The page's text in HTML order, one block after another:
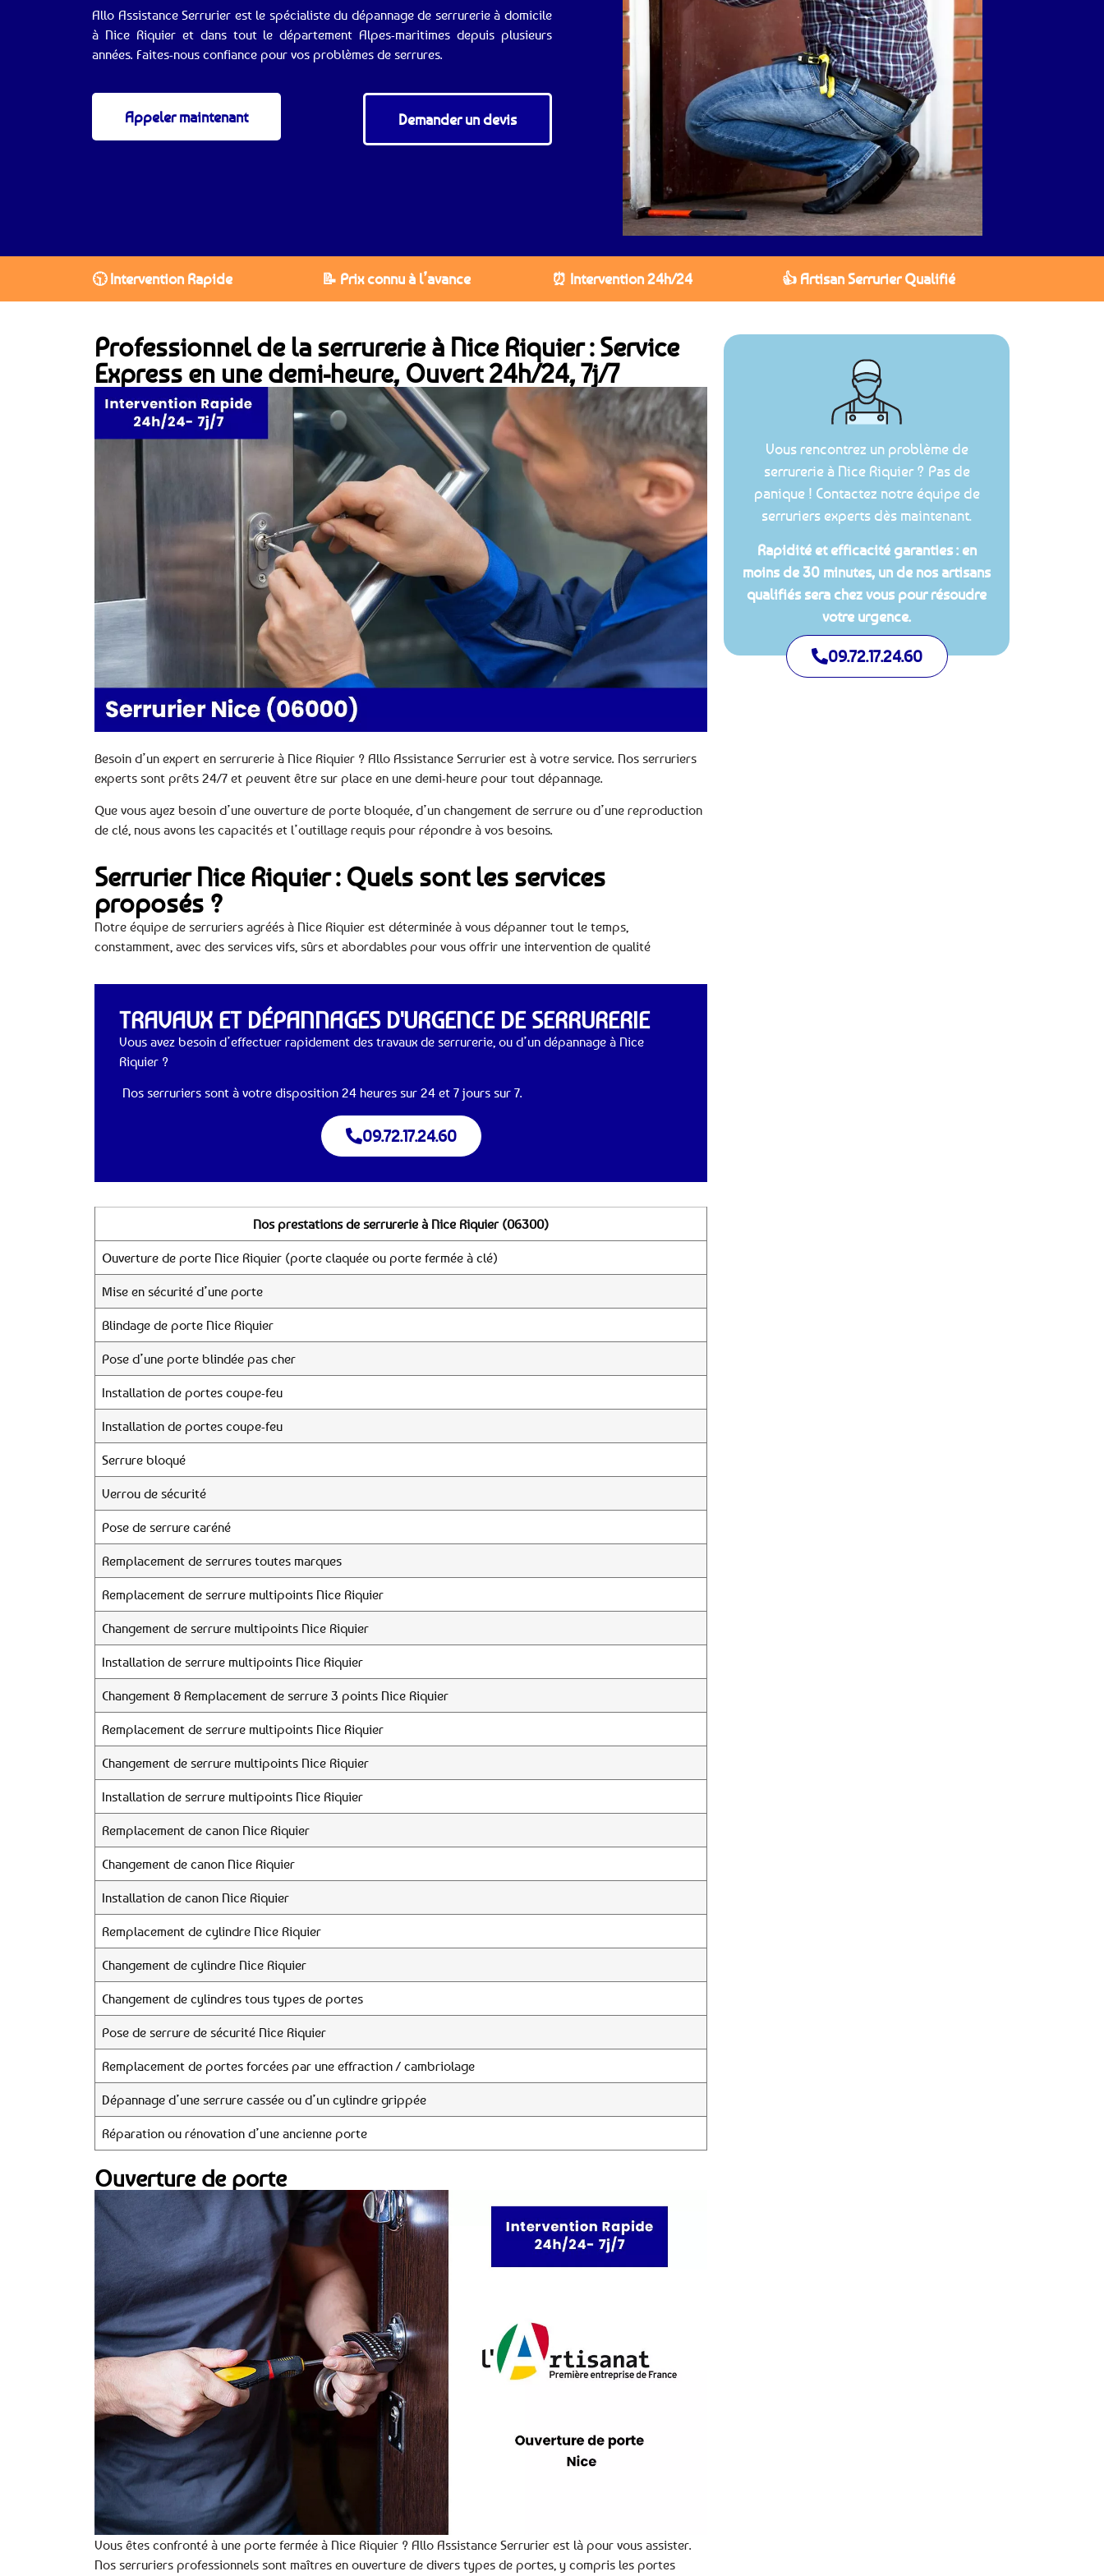
Allo Assistance Serrurier est le spécialiste du dépannage de serrurerie à domicile
à Nice Riquier et dans tout le département Alpes-maritimes depuis plusieurs
années. Faites-nous confiance pour vos problèmes de serrures.
Appeler maintenant Demander un devis
🕥 Intervention Rapide 📝 Prix connu à l’avance ⏰ Intervention 24h/24 👍 Artisan Serrurier Qualifié
Professionnel de la serrurerie à Nice Riquier : Service
Express en une demi-heure, Ouvert 24h/24, 7j/7
Besoin d’un expert en serrurerie à Nice Riquier ? Allo Assistance Serrurier est à votre service. Nos serruriers
experts sont prêts 24/7 et peuvent être sur place en une demi-heure pour tout dépannage.
Que vous ayez besoin d’une ouverture de porte bloquée, d’un changement de serrure ou d’une reproduction
de clé, nous avons les capacités et l’outillage requis pour répondre à vos besoins.
Serrurier Nice Riquier : Quels sont les services
proposés ?
Notre équipe de serruriers agréés à Nice Riquier est déterminée à vous dépanner tout le temps,
constamment, avec des services vifs, sûrs et abordables pour vous offrir une intervention de qualité
TRAVAUX ET DÉPANNAGES D'URGENCE DE SERRURERIE
Vous avez besoin d’effectuer rapidement des travaux de serrurerie, ou d’un dépannage à Nice
Riquier ?
Nos serruriers sont à votre disposition 24 heures sur 24 et 7 jours sur 7.
09.72.17.24.60
Nos prestations de serrurerie à Nice Riquier (06300)
Ouverture de porte Nice Riquier (porte claquée ou porte fermée à clé)
Mise en sécurité d’une porte
Blindage de porte Nice Riquier
Pose d’une porte blindée pas cher
Installation de portes coupe-feu
Installation de portes coupe-feu
Serrure bloqué
Verrou de sécurité
Pose de serrure caréné
Remplacement de serrures toutes marques
Remplacement de serrure multipoints Nice Riquier
Changement de serrure multipoints Nice Riquier
Installation de serrure multipoints Nice Riquier
Changement & Remplacement de serrure 3 points Nice Riquier
Remplacement de serrure multipoints Nice Riquier
Changement de serrure multipoints Nice Riquier
Installation de serrure multipoints Nice Riquier
Remplacement de canon Nice Riquier
Changement de canon Nice Riquier
Installation de canon Nice Riquier
Remplacement de cylindre Nice Riquier
Changement de cylindre Nice Riquier
Changement de cylindres tous types de portes
Pose de serrure de sécurité Nice Riquier
Remplacement de portes forcées par une effraction / cambriolage
Dépannage d’une serrure cassée ou d’un cylindre grippée
Réparation ou rénovation d’une ancienne porte
Ouverture de porte
Vous êtes confronté à une porte fermée à Nice Riquier ? Allo Assistance Serrurier est là pour vous assister.
Nos serruriers professionnels sont maîtres en ouverture de divers types de portes, y compris les portes
Vous rencontrez un problème de
serrurerie à Nice Riquier ? Pas de
panique ! Contactez notre équipe de
serruriers experts dès maintenant.
Rapidité et efficacité garanties : en
moins de 30 minutes, un de nos artisans
qualifiés sera chez vous pour résoudre
votre urgence.
09.72.17.24.60